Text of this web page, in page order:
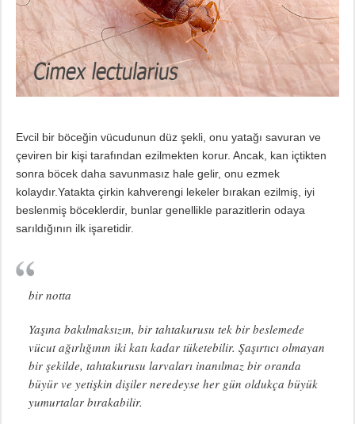
Evcil bir böceğin vücudunun düz şekli, onu yatağı savuran ve
çeviren bir kişi tarafından ezilmekten korur. Ancak, kan içtikten
sonra böcek daha savunmasız hale gelir, onu ezmek
kolaydır.Yatakta çirkin kahverengi lekeler bırakan ezilmiş, iyi
beslenmiş böceklerdir, bunlar genellikle parazitlerin odaya
sarıldığının ilk işaretidir.
bir notta
Yaşına bakılmaksızın, bir tahtakurusu tek bir beslemede
vücut ağırlığının iki katı kadar tüketebilir. Şaşırtıcı olmayan
bir şekilde, tahtakurusu larvaları inanılmaz bir oranda
büyür ve yetişkin dişiler neredeyse her gün oldukça büyük
yumurtalar bırakabilir.